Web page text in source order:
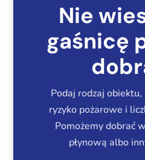
Nie
gaśnicę
Podaj rodzaj
ryzyko pożarowe i
Pomożemy dobrać
płynową albo